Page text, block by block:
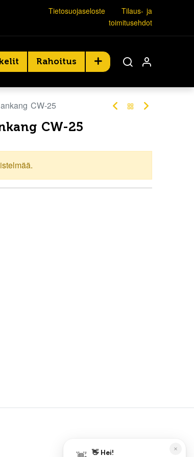
Tietosuojaseloste
Tilaus- ja
toimitusehdot
Rahoitus
CW-25
CW-25